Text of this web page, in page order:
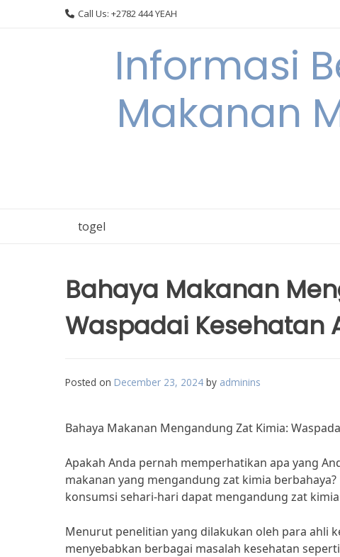
Call Us: +2782 444 YEAH
Informasi
Makanan
togel
Bahaya Makanan
Waspadai Kesehatan
Posted on December 23, 2024 by adminins
Bahaya Makanan Mengandung Zat Kimia:
Apakah Anda pernah memperhatikan apa yang
makanan yang mengandung zat kimia
konsumsi sehari-hari dapat mengandung zat
Menurut penelitian yang dilakukan oleh para ahli
menyebabkan berbagai masalah kesehatan